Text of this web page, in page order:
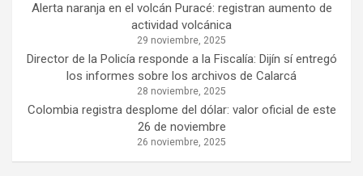
Alerta naranja en el volcán Puracé: registran aumento de
actividad volcánica
29 noviembre, 2025
Director de la Policía responde a la Fiscalía: Dijín sí entregó
los informes sobre los archivos de Calarcá
28 noviembre, 2025
Colombia registra desplome del dólar: valor oficial de este
26 de noviembre
26 noviembre, 2025